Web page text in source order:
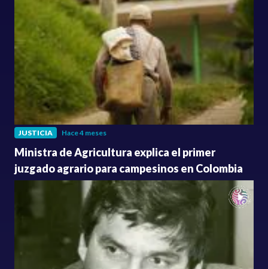
JUSTICIA Hace 4 meses
Ministra de Agricultura explica el primer
juzgado agrario para campesinos en Colombia